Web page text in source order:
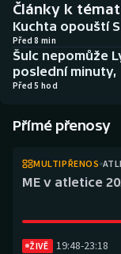
Atletika
Baseball a
Basketbal
Biatlon
Boby a skeleton
Curling
Soutěže
Historické
Aplikace ČT sport
AZ kvíz
Články k
Kuchta opouští
Před 8 min
Šulc nepomůže
poslední minuty,
Před 5 hod
Přímé přenosy
MULTIPŘENOS
ME v atletice
ŽIVĚ 19:48-23:18